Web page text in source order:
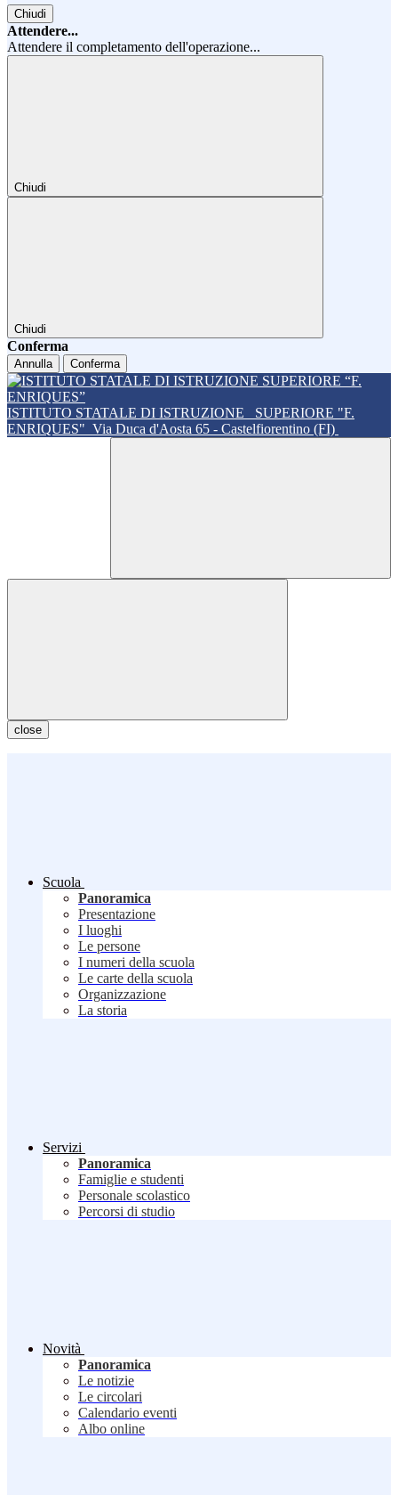
Chiudi
Attendere...
Attendere il completamento dell'operazione...
Chiudi
Chiudi
Conferma
Annulla Conferma
ISTITUTO STATALE DI ISTRUZIONE
SUPERIORE "F.
ENRIQUES" Via Duca d'Aosta 65 - Castelfiorentino (FI)
close
Scuola
Panoramica
Presentazione
I luoghi
Le persone
I numeri della scuola
Le carte della scuola
Organizzazione
La storia
Servizi
Panoramica
Famiglie e studenti
Personale scolastico
Percorsi di studio
Novità
Panoramica
Le notizie
Le circolari
Calendario eventi
Albo online